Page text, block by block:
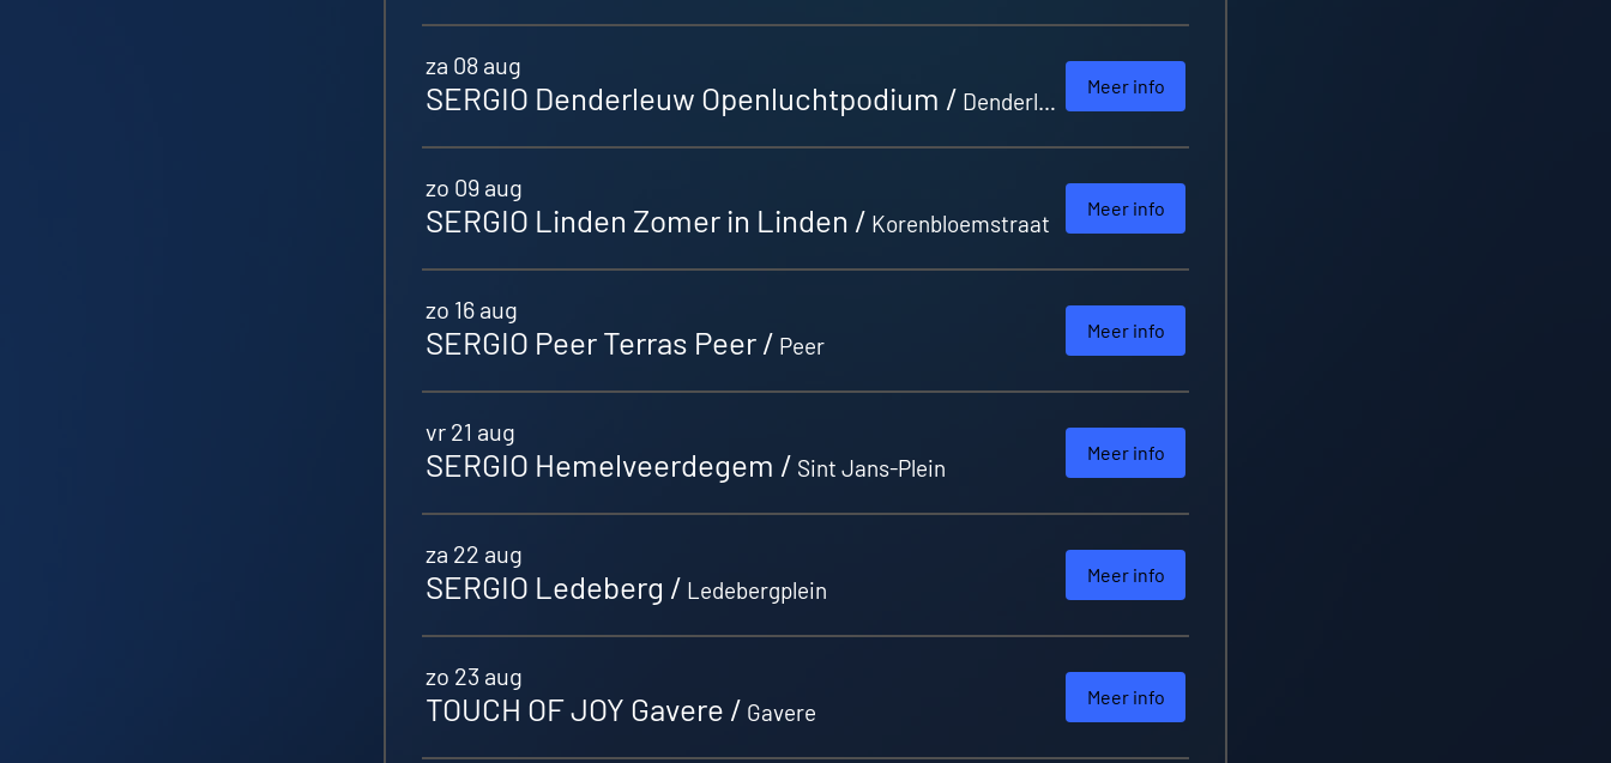
za 08 aug
SERGIO Denderleuw Openluchtpodium / Denderleeuw
Meer info
zo 09 aug
SERGIO Linden Zomer in Linden / Korenbloemstraat
Meer info
zo 16 aug
SERGIO Peer Terras Peer/ Peer
Meer info
vr 21 aug
SERGIO Hemelveerdegem / Sint Jans-Plein
Meer info
za 22 aug
SERGIO Ledeberg / Ledebergplein
Meer info
zo 23 aug
TOUCH OF JOY Gavere / Gavere
Meer info